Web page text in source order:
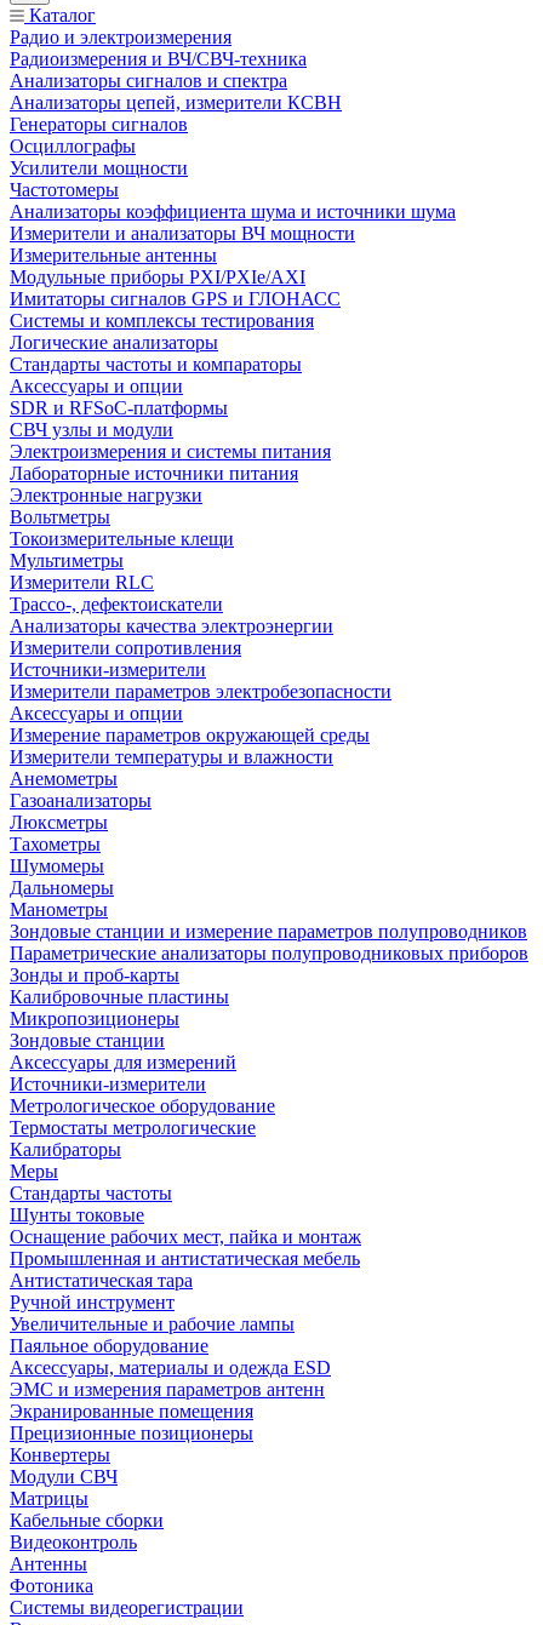
Каталог
Радио и электроизмерения
Радиоизмерения и ВЧ/СВЧ-техника
Анализаторы сигналов и спектра
Анализаторы цепей, измерители КСВН
Генераторы сигналов
Осциллографы
Усилители мощности
Частотомеры
Анализаторы коэффициента шума и источники шума
Измерители и анализаторы ВЧ мощности
Измерительные антенны
Модульные приборы PXI/PXIe/AXI
Имитаторы сигналов GPS и ГЛОНАСС
Системы и комплексы тестирования
Логические анализаторы
Стандарты частоты и компараторы
Аксессуары и опции
SDR и RFSoC‑платформы
СВЧ узлы и модули
Электроизмерения и системы питания
Лабораторные источники питания
Электронные нагрузки
Вольтметры
Токоизмерительные клещи
Мультиметры
Измерители RLC
Трассо-, дефектоискатели
Анализаторы качества электроэнергии
Измерители сопротивления
Источники-измерители
Измерители параметров электробезопасности
Аксессуары и опции
Измерение параметров окружающей среды
Измерители температуры и влажности
Анемометры
Газоанализаторы
Люксметры
Тахометры
Шумомеры
Дальномеры
Манометры
Зондовые станции и измерение параметров полупроводников
Параметрические анализаторы полупроводниковых приборов
Зонды и проб-карты
Калибровочные пластины
Микропозиционеры
Зондовые станции
Аксессуары для измерений
Источники-измерители
Метрологическое оборудование
Термостаты метрологические
Калибраторы
Меры
Стандарты частоты
Шунты токовые
Оснащение рабочих мест, пайка и монтаж
Промышленная и антистатическая мебель
Антистатическая тара
Ручной инструмент
Увеличительные и рабочие лампы
Паяльное оборудование
Аксессуары, материалы и одежда ESD
ЭМС и измерения параметров антенн
Экранированные помещения
Прецизионные позиционеры
Конвертеры
Модули СВЧ
Матрицы
Кабельные сборки
Видеоконтроль
Антенны
Фотоника
Cистемы видеорегистрации